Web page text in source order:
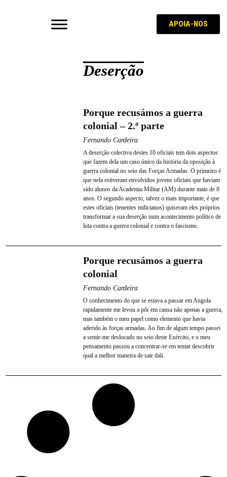
APOIA-NOS
Deserção
Porque recusámos a guerra
colonial – 2.ª parte
Fernando Cardeira
A deserção colectiva destes 10 oficiais tem dois aspectos
que fazem dela um caso único da história da oposição à
guerra colonial no seio das Forças Armadas. O primeiro é
que nela estiveram envolvidos jovens oficiais que haviam
sido alunos da Academia Militar (AM) durante mais de 8
anos. O segundo aspecto, talvez o mais importante, é que
estes oficiais (tenentes milicianos) quiseram eles próprios
transformar a sua deserção num acontecimento político de
luta contra a guerra colonial e contra o fascismo.
Porque recusámos a guerra
colonial
Fernando Cardeira
O conhecimento do que se estava a passar em Angola
rapidamente me levou a pôr em causa não apenas a guerra,
mas também o meu papel como elemento que havia
aderido às forças armadas. Ao fim de algum tempo passei
a sentir-me deslocado no seio deste Exército, e o meu
pensamento passou a concentrar-se em tentar descobrir
qual a melhor maneira de sair dali.